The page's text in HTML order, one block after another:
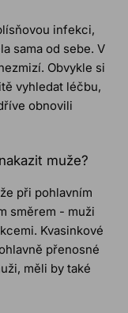
infekci,
sama od sebe. V
Obvykle si
vyhledat léčbu,
obnovili
muže?
při pohlavním
směrem - muži
Kvasinkové
přenosné
měli by také